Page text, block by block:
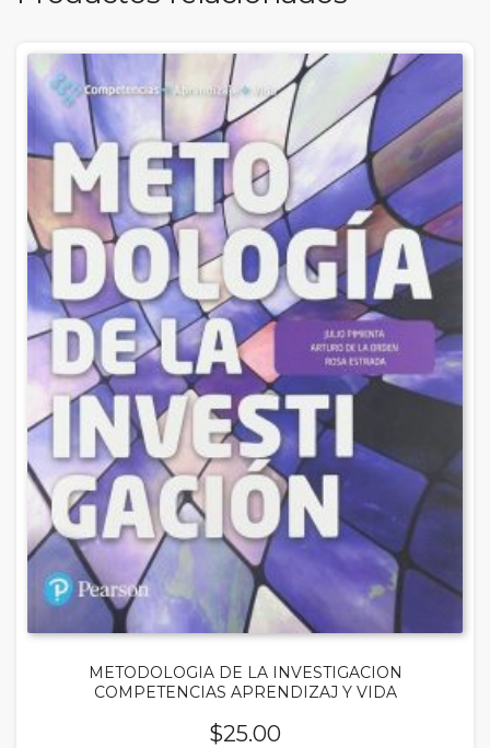
METODOLOGIA DE LA INVESTIGACION
COMPETENCIAS APRENDIZAJ Y VIDA
$25.00